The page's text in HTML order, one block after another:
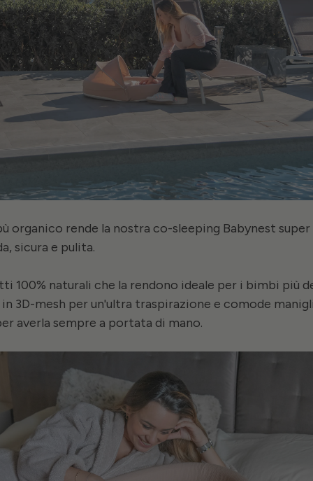
organico rende la nostra co-sleeping Babynest super
sicura e pulita.
100% naturali che la rendono ideale per i bimbi più
3D-mesh per un'ultra traspirazione e comode
averla sempre a portata di mano.